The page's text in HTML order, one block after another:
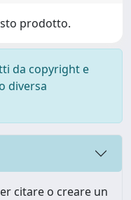
prodotto.
da copyright e
diversa
citare o creare un